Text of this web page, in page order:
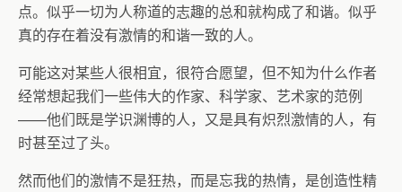
点。似乎一切为人称道的志趣的总和就构成了和谐。似乎
真的存在着没有激情的和谐一致的人。
可能这对某些人很相宜，很符合愿望，但不知为什么作者
经常想起我们一些伟大的作家、科学家、艺术家的范例
——他们既是学识渊博的人，又是具有炽烈激情的人，有
时甚至过了头。
然而他们的激情不是狂热，而是忘我的热情，是创造性精